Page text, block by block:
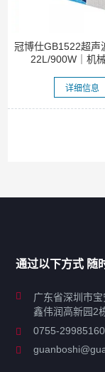
冠博仕GB1522超声
22L/900W｜机械
详细信息
工业超声波清
特种超声波洗
通过以下方式 随
广东省深圳市
鑫伟润高新园2
0755-